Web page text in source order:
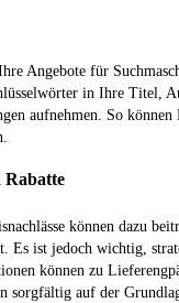
Angebote für
in Ihre Titel,
aufnehmen. So
Rabatte
können dazu
Es ist jedoch wichtig,
können zu
sorgfältig auf der